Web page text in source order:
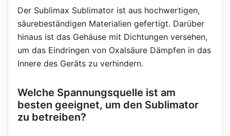
Der Sublimax Sublimator ist aus hochwertigen,
säurebeständigen Materialien gefertigt. Darüber
hinaus ist das Gehäuse mit Dichtungen versehen,
um das Eindringen von Oxalsäure Dämpfen in das
Innere des Geräts zu verhindern.
Welche Spannungsquelle ist am
besten geeignet, um den Sublimator
zu betreiben?